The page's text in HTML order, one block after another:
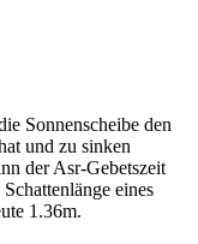
Sonnenscheibe den
und zu sinken
der Asr-Gebetszeit
eines
1.36m.